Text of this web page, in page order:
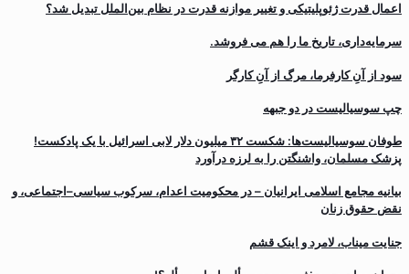
اعمال قدرت ژئوپلیتیکی و تغییر موازنه قدرت در نظام بین‌الملل تبدیل شد؟
سرمایه‌داری، تاریخ ما را هم می فروشد.
سود از آنِ کارفرما، مرگ از آنِ کارگر
چپ سوسیالیست در دو جبهه
طوفان سوسیالیست‌ها: شکست ۳۲ میلیون دلار لابی اسرائیل با یک پادکست!
پزشک مسلمان، واشنگتن را به لرزه درآورد
بیانیه مجامع اسلامی ایرانیان – در محکومیت اعدام، سرکوب سیاسی–اجتماعی، و
نقض حقوق زنان
جنایت میناب، لامرد و اینک قشم